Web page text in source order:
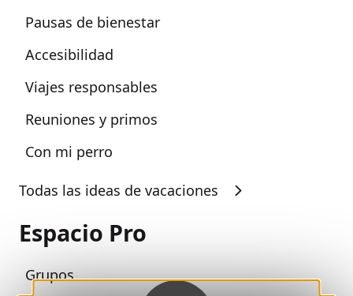
Pausas de bienestar
Accesibilidad
Viajes responsables
Reuniones y primos
Con mi perro
Todas las ideas de vacaciones
Espacio Pro
Grupos